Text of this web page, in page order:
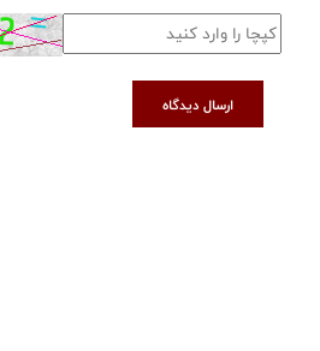
ارسال دیدگاه